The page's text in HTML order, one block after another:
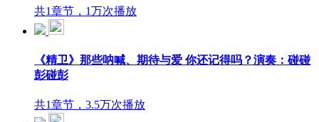
共1章节，1万次播放
《精卫》那些呐喊、期待与爱 你还记得吗？演奏：碰碰
彭碰彭
共1章节，3.5万次播放